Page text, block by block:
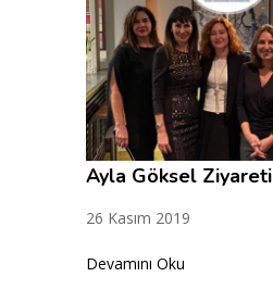
Ayla Göksel Ziyareti
26 Kasım 2019
Devamını Oku